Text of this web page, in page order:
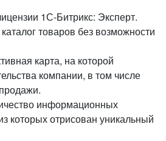
1С-Битрикс: Эксперт.
товаров без возможности
карта, на которой
компании, в том числе
информационных
которых отрисован уникальный